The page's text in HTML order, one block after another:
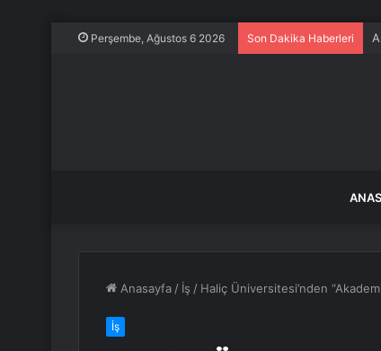
Perşembe, Ağustos 6 2026 Son Dakika Haberleri
Anasayfa / İş / Haliç Üniversitesi’nden
İş